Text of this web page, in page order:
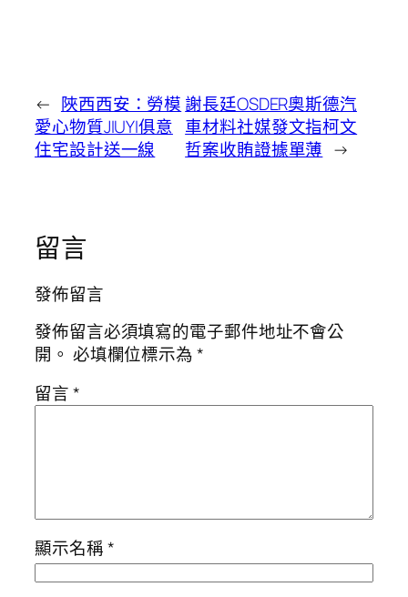
← 陜西西安：勞模
愛心物質JIUYI俱意
住宅設計送一線
謝長廷OSDER奧斯德汽
車材料社媒發文指柯文
哲案收賄證據單薄 →
留言
發佈留言
發佈留言必須填寫的電子郵件地址不會公
開。 必填欄位標示為*
留言*
顯示名稱*